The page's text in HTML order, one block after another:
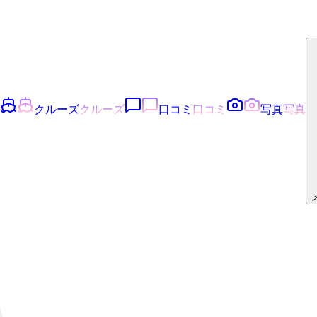
クルーズクルーズ 口コミ 口コミ 写真写真